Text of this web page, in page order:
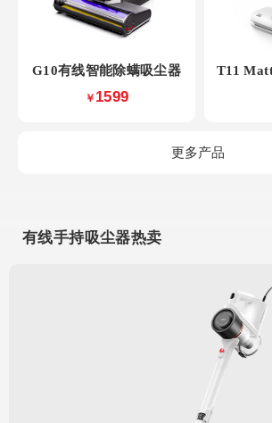
G10有线智能除螨吸尘器
￥ 1599
更多产品
有线手持吸尘器热卖